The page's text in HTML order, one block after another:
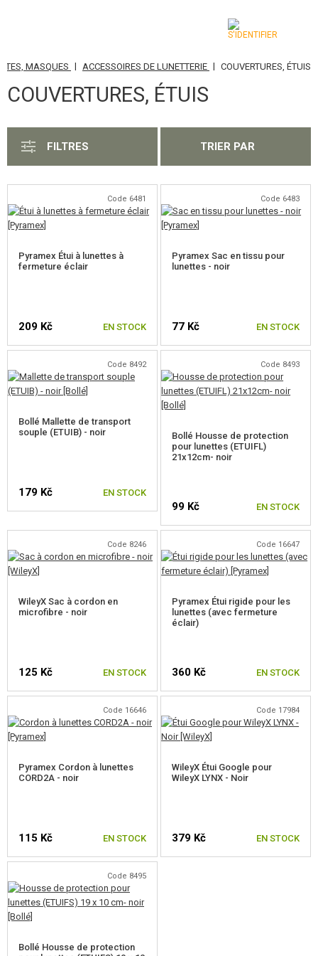
CATÉGORIES
AIRSOFT GUNS
LANCE-GRENADES, GRENADES
BATTERIES, CHARGEURS
CHARGEURS, BB LOADER
LUNETTES
MASQUES
ACCESSOIRES DE LUNETTERIE
INSERTS DIOPTRIQUES
NETTOYAGE
COUVERTURES, ÉTUIS
ÉQUIPEMENT, UNIFORMES...
SERVICE ET MAINTENANCE D'RÉPLIQUE
CIBLES, CHAMP DE TIR
JEUX DE CONSTRUCTION, MAQUETTES
ARTICLES PROMOTIONNELS
MARCHANDISES ENDOMMAGÉES ET USAGÉES
MASQUES | ACCESSOIRES DE LUNETTERIE | COUVERTURES, ÉTUIS
COUVERTURES, ÉTUIS
FILTRES TRIER PAR
Code 6481
Pyramex Étui à lunettes à
fermeture éclair
209 Kč EN STOCK
Code 6483
Pyramex Sac en tissu pour
lunettes - noir
77 Kč EN STOCK
Code 8492
Bollé Mallette de transport
souple (ETUIB) - noir
179 Kč EN STOCK
Code 8493
Bollé Housse de protection
pour lunettes (ETUIFL)
21x12cm- noir
99 Kč EN STOCK
Code 8246
WileyX Sac à cordon en
microfibre - noir
125 Kč EN STOCK
Code 16647
Pyramex Étui rigide pour les
lunettes (avec fermeture
éclair)
360 Kč EN STOCK
Code 16646
Pyramex Cordon à lunettes
CORD2A - noir
115 Kč EN STOCK
Code 17984
WileyX Étui Google pour
WileyX LYNX - Noir
379 Kč EN STOCK
Code 8495
Bollé Housse de protection